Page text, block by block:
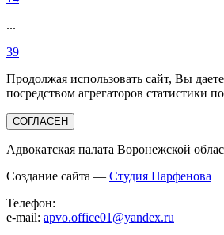
...
39
Продолжая использовать сайт, Вы
посредством агрегаторов статистики
СОГЛАСЕН
Адвокатская палата Воронежской
Создание сайта — Студия Парфенова
Телефон:
e-mail: apvo.office01@yandex.ru